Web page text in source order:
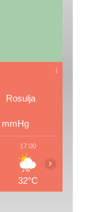
Rosulja
mmHg
17:00
32°C
›